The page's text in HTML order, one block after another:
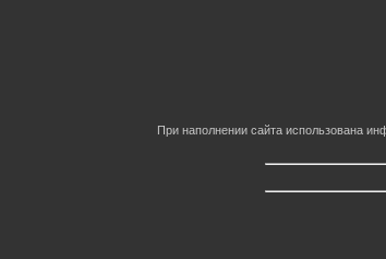
При наполнении сайта использована